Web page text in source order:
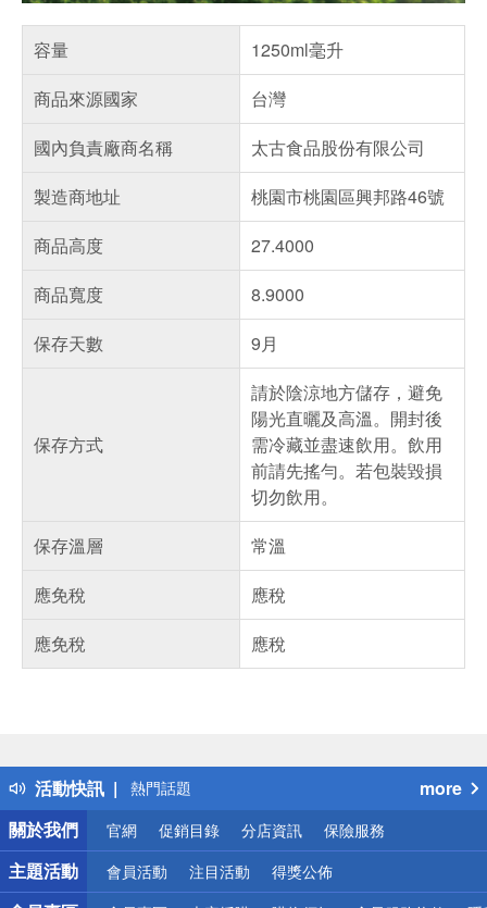
容量
1250ml毫升
商品來源國家
台灣
國內負責廠商名稱
太古食品股份有限公司
製造商地址
桃園市桃園區興邦路46號
商品高度
27.4000
商品寬度
8.9000
保存天數
9月
保存方式
請於陰涼地方儲存，避免
陽光直曬及高溫。開封後
需冷藏並盡速飲用。飲用
前請先搖勻。若包裝毀損
切勿飲用。
保存溫層
常溫
應免稅
應稅
應免稅
應稅
活動快訊
得獎公告
熱門話題
銀行優惠
偏遠地區配送
詐騙網頁！請小心！
more
關於我們
官網 促銷目錄 分店資訊 保險服務
主題活動 會員活動 注目活動 得獎公佈